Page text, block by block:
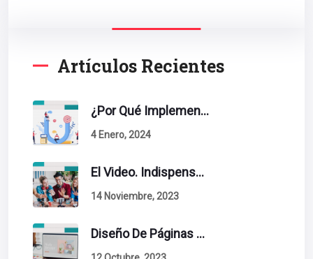
Artículos Recientes
¿Por Qué Implementar La Metodología Inbound Marketing En Tu Empresa?
4 Enero, 2024
El Video. Indispensable En Tu Estrategia De Contenidos.
14 Noviembre, 2023
Diseño De Páginas Web. Esto Debe Tener Un Sitio Exitoso.